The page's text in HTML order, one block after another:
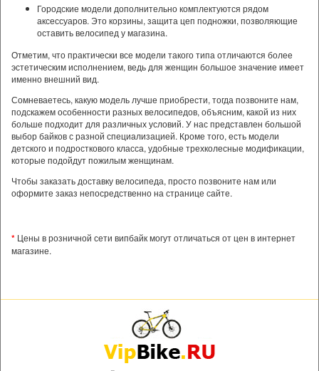
Городские модели дополнительно комплектуются рядом
аксессуаров. Это корзины, защита цеп подножки, позволяющие
оставить велосипед у магазина.
Отметим, что практически все модели такого типа отличаются более
эстетическим исполнением, ведь для женщин большое значение имеет
именно внешний вид.
Сомневаетесь, какую модель лучше приобрести, тогда позвоните нам,
подскажем особенности разных велосипедов, объясним, какой из них
больше подходит для различных условий. У нас представлен большой
выбор байков с разной специализацией. Кроме того, есть модели
детского и подросткового класса, удобные трехколесные модификации,
которые подойдут пожилым женщинам.
Чтобы заказать доставку велосипеда, просто позвоните нам или
оформите заказ непосредственно на странице сайте.
* Цены в розничной сети випбайк могут отличаться от цен в интернет
магазине.